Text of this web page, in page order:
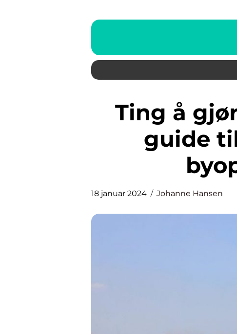
Ting å gjøre i New York: En
guide
18 januar 2024 Johanne Hansen